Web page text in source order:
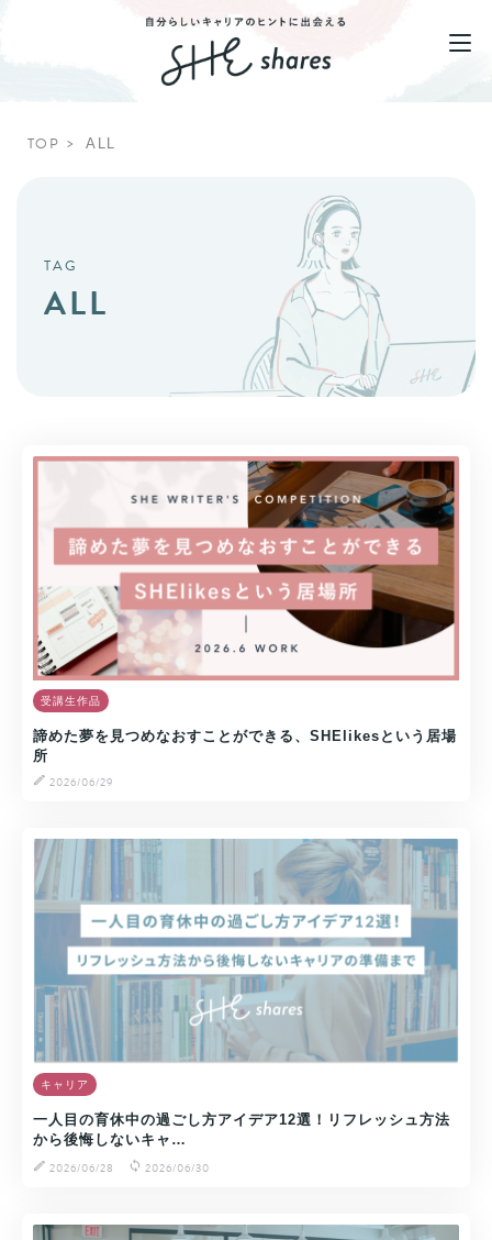
TOP ALL
TAG
ALL
受講生作品
諦めた夢を見つめなおすことができる、SHElikesという居場
所
2026/06/29
キャリア
一人目の育休中の過ごし方アイデア12選！リフレッシュ方法
から後悔しないキャ…
2026/06/28
2026/06/30